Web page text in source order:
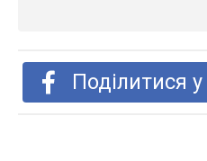
Поділитися